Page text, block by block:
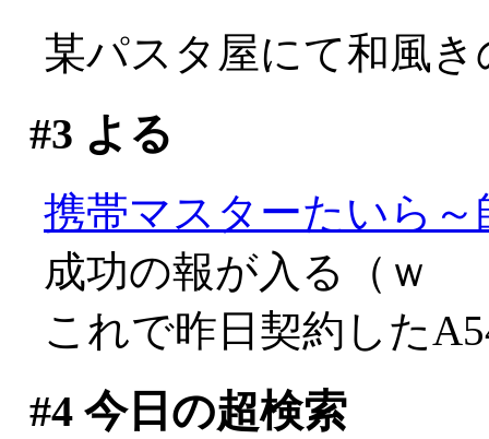
某パスタ屋にて和風
#3 よる
携帯マスターたいら～
成功の報が入る（ｗ
これで昨日契約した
#4今日の超検索